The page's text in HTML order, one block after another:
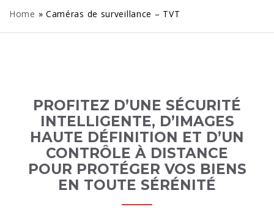
Home » Caméras de surveillance – TVT
PROFITEZ D’UNE SÉCURITÉ
INTELLIGENTE, D’IMAGES
HAUTE DÉFINITION ET D’UN
CONTRÔLE À DISTANCE
POUR PROTÉGER VOS BIENS
EN TOUTE SÉRÉNITÉ